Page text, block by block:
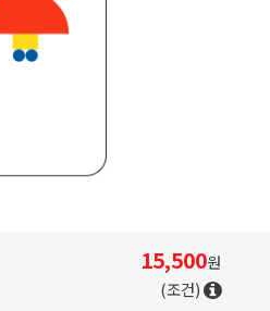
15,500원
(조건)